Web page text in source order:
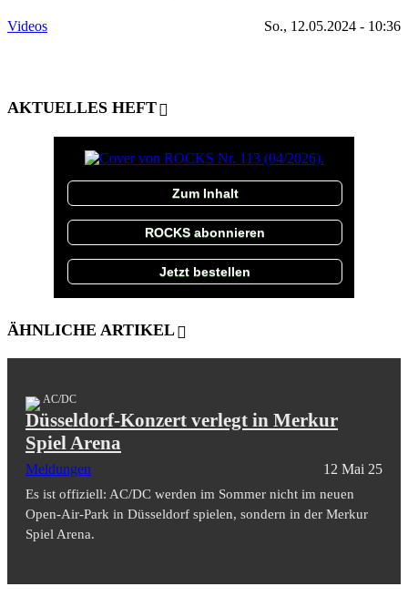
Videos So., 12.05.2024 - 10:36
AKTUELLES HEFT
Zum Inhalt
ROCKS abonnieren
Jetzt bestellen
ÄHNLICHE ARTIKEL
AC/DC
Düsseldorf-Konzert verlegt in Merkur
Spiel Arena
Meldungen 12 Mai 25
Es ist offiziell: AC/DC werden im Sommer nicht im neuen
Open-Air-Park in Düsseldorf spielen, sondern in der Merkur
Spiel Arena.